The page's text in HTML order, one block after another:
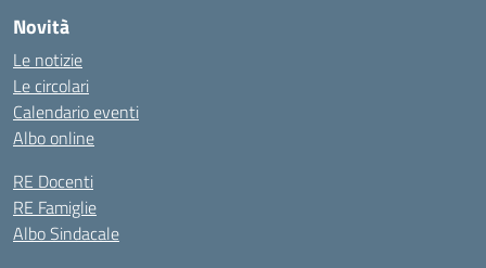
Novità
Le notizie
Le circolari
Calendario eventi
Albo online
RE Docenti
RE Famiglie
Albo Sindacale